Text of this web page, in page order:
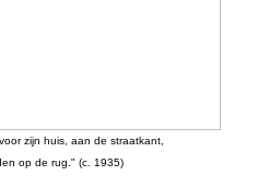
zijn huis, aan de straatkant,
op de rug." (c. 1935)